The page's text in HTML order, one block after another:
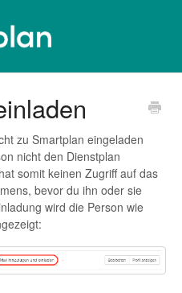
zu Smartplan eingeladen
nicht den Dienstplan
somit keinen Zugriff auf das
bevor du ihn oder sie
wird die Person wie